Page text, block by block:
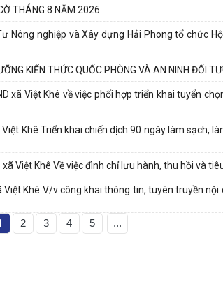
THÁNG 8 NĂM 2026
Nông nghiệp và Xây dựng Hải Phong tổ chức
KIẾN THỨC QUỐC PHÒNG VÀ AN NINH ĐỐI
xã Việt Khê về việc phối hợp triển khai tuyển
Khê Triển khai chiến dịch 90 ngày làm sạch,
Việt Khê Về việc đình chỉ lưu hành, thu hồi và
Khê V/v công khai thông tin, tuyên truyền
2 3 4 5 ...